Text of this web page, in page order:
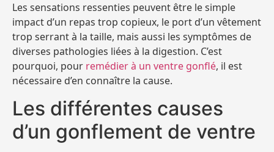
Les sensations ressenties peuvent être le simple
impact d’un repas trop copieux, le port d’un vêtement
trop serrant à la taille, mais aussi les symptômes de
diverses pathologies liées à la digestion. C’est
pourquoi, pour remédier à un ventre gonflé, il est
nécessaire d’en connaître la cause.
Les différentes causes
d’un gonflement de ventre